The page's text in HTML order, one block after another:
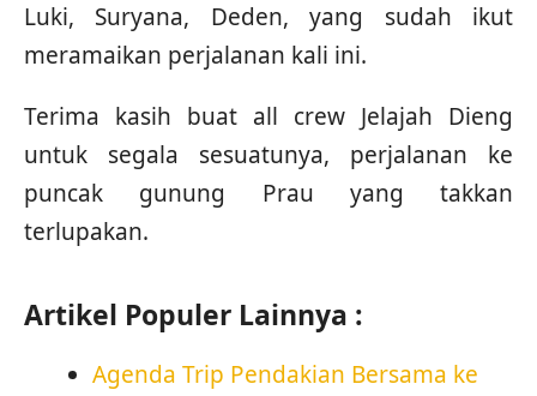
Luki, Suryana, Deden, yang sudah ikut
meramaikan perjalanan kali ini.
Terima kasih buat all crew Jelajah Dieng
untuk segala sesuatunya, perjalanan ke
puncak gunung Prau yang takkan
terlupakan.
Artikel Populer Lainnya :
Agenda Trip Pendakian Bersama ke